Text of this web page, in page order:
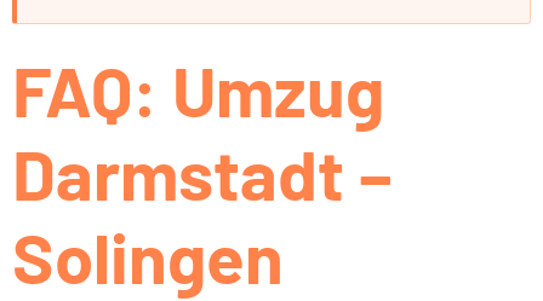
FAQ: Umzug
Darmstadt –
Solingen